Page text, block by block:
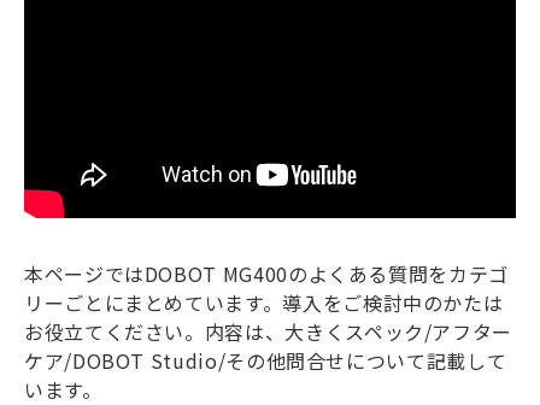
本ページではDOBOT MG400のよくある質問をカテゴ
リーごとにまとめています。導入をご検討中のかたは
お役立てください。内容は、大きくスペック/アフター
ケア/DOBOT Studio/その他問合せについて記載して
います。